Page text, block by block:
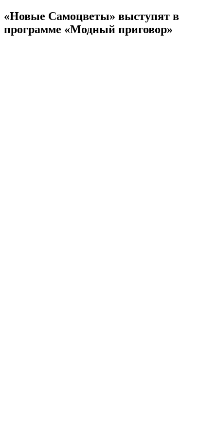
«Новые Самоцветы» выступят в
программе «Модный приговор»